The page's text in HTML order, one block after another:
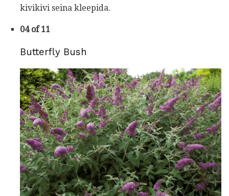
kivikivi seina kleepida.
04 of 11
Butterfly Bush